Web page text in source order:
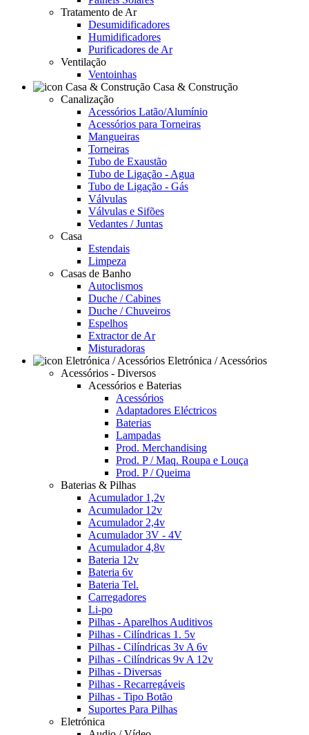
Tratamento de Ar
Desumidificadores
Humidificadores
Purificadores de Ar
Ventilação
Ventoinhas
Casa & Construção
Canalização
Acessórios Latão/Alumínio
Acessórios para Torneiras
Mangueiras
Torneiras
Tubo de Exaustão
Tubo de Ligação - Agua
Tubo de Ligação - Gás
Válvulas
Válvulas e Sifões
Vedantes / Juntas
Casa
Estendais
Limpeza
Casas de Banho
Autoclismos
Duche / Cabines
Duche / Chuveiros
Espelhos
Extractor de Ar
Misturadoras
Eletrónica / Acessórios
Acessórios - Diversos
Acessórios e Baterias
Acessórios
Adaptadores Eléctricos
Baterias
Lampadas
Prod. Merchandising
Prod. P / Maq. Roupa e Louça
Prod. P / Queima
Baterias & Pilhas
Acumulador 1,2v
Acumulador 12v
Acumulador 2,4v
Acumulador 3V - 4V
Acumulador 4,8v
Bateria 12v
Bateria 6v
Bateria Tel.
Carregadores
Li-po
Pilhas - Aparelhos Auditivos
Pilhas - Cilíndricas 1. 5v
Pilhas - Cilíndricas 3v A 6v
Pilhas - Cilíndricas 9v A 12v
Pilhas - Diversas
Pilhas - Recarregáveis
Pilhas - Tipo Botão
Suportes Para Pilhas
Eletrónica